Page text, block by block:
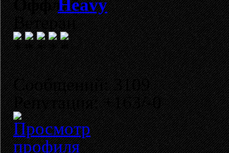
Heavy
Ветеран
Сообщений: 3109
Репутация: +163/-0